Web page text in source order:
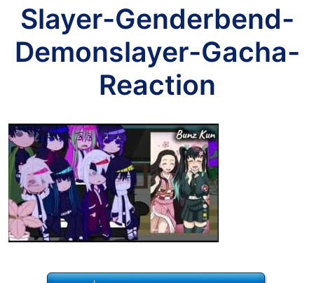
Slayer-Genderbend-
Demonslayer-Gacha-
Reaction